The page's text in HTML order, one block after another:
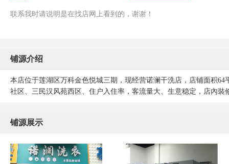
联系我时请说明是在找店网上看到的，谢谢！
铺源介绍
本店位于莲湖区万科金色悦城三期，现经营诺澜干洗店，店铺面积
社区、三民汉风苑西区、住户入住率，客流量大、生意稳定，店內
铺源展示